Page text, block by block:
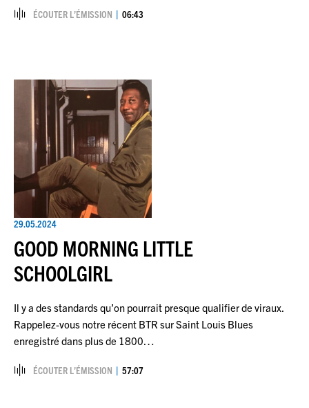
ÉCOUTER L’ÉMISSION 06:43
29.05.2024
GOOD MORNING LITTLE
SCHOOLGIRL
Il y a des standards qu’on pourrait presque qualifier de viraux.
Rappelez-vous notre récent BTR sur Saint Louis Blues
enregistré dans plus de 1800…
ÉCOUTER L’ÉMISSION 57:07